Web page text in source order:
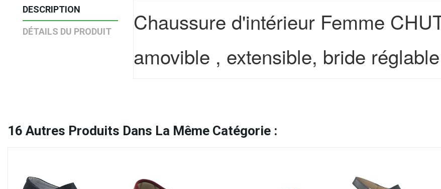
DESCRIPTION
DÉTAILS DU PRODUIT
Chaussure d'intérieur Femme
amovible , extensible, bride
16 Autres Produits Dans La Même Catégorie :